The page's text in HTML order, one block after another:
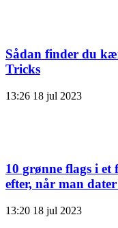
Sådan finder du
Tricks
13:26 18 jul 2023
10 grønne flags i
efter, når man
13:20 18 jul 2023